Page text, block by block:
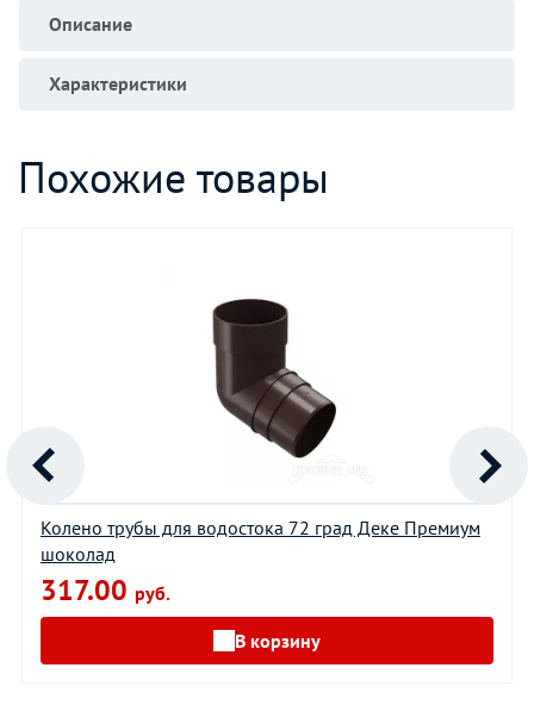
Описание
Характеристики
Похожие товары
Колено трубы для водостока 72 град Деке Премиум
шоколад
317.00 руб.
В корзину